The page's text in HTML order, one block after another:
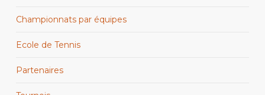
Championnats par équipes
Ecole de Tennis
Partenaires